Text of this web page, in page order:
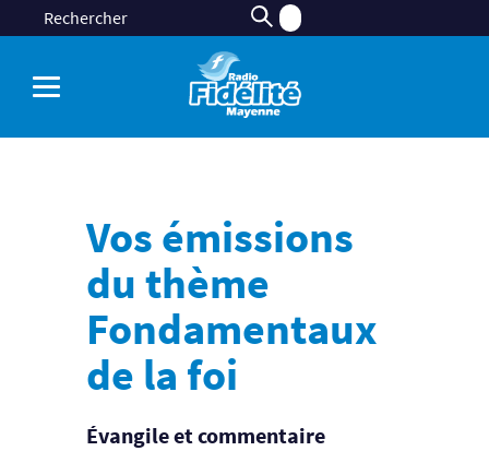
Vos émissions
du thème
Fondamentaux
de la foi
Évangile et commentaire